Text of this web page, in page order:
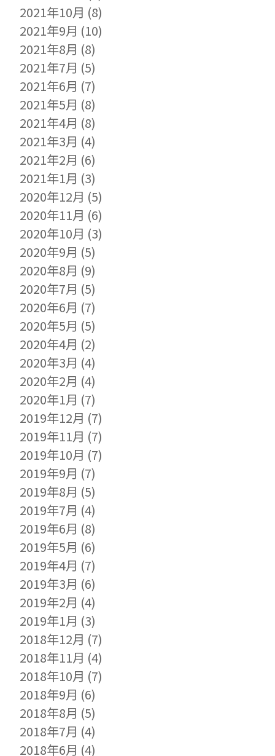
2021年10月 (8)
2021年9月 (10)
2021年8月 (8)
2021年7月 (5)
2021年6月 (7)
2021年5月 (8)
2021年4月 (8)
2021年3月 (4)
2021年2月 (6)
2021年1月 (3)
2020年12月 (5)
2020年11月 (6)
2020年10月 (3)
2020年9月 (5)
2020年8月 (9)
2020年7月 (5)
2020年6月 (7)
2020年5月 (5)
2020年4月 (2)
2020年3月 (4)
2020年2月 (4)
2020年1月 (7)
2019年12月 (7)
2019年11月 (7)
2019年10月 (7)
2019年9月 (7)
2019年8月 (5)
2019年7月 (4)
2019年6月 (8)
2019年5月 (6)
2019年4月 (7)
2019年3月 (6)
2019年2月 (4)
2019年1月 (3)
2018年12月 (7)
2018年11月 (4)
2018年10月 (7)
2018年9月 (6)
2018年8月 (5)
2018年7月 (4)
2018年6月 (4)